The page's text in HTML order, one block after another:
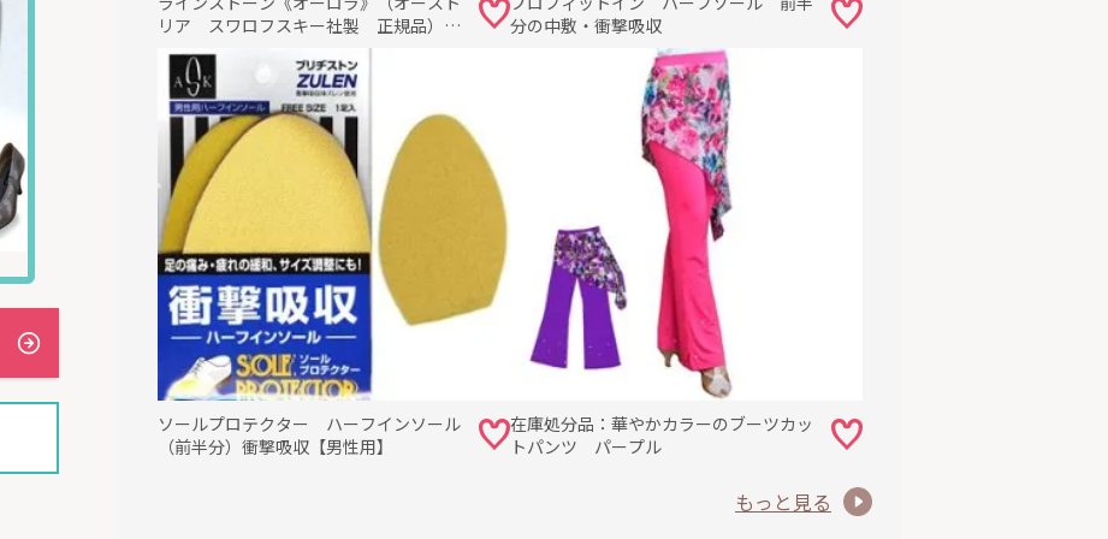
リア スワロフスキー社製 正規品）在
庫限り・サイズ5から40まで
分の中敷・衝撃吸収
ソールプロテクター ハーフインソール
（前半分）衝撃吸収【男性用】
在庫処分品：華やかカラーのブーツカッ
トパンツ パープル
もっと見る